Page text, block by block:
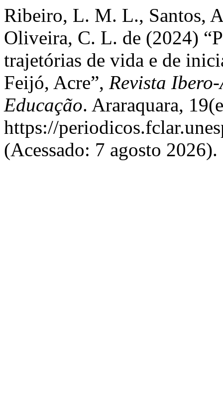
Ribeiro, L. M. L., Santos,
Oliveira, C. L. de (2024)
trajetórias de vida e de
Feijó, Acre”, Revista
Educação. Araraquara,
https://
(Acessado: 7 agosto 2026).